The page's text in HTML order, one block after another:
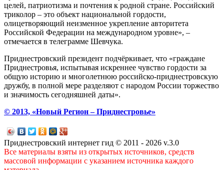
целей, патриотизма и почтения к родной стране. Российский
триколор – это объект национальной гордости,
олицетворяющий неизменное укрепление авторитета
Российской Федерации на международном уровне», –
отмечается в телеграмме Шевчука.
Приднестровский президент подчёркивает, что «граждане
Приднестровья, испытывая искреннее чувство гордости за
общую историю и многолетнюю российско-приднестровскую
дружбу, в полной мере разделяют с народом России торжество
и значимость сегодняшней даты».
© 2013, «Новый Регион – Приднестровье»
Приднестровский интернет гид © 2011 - 2026 v.3.0
Все материалы взяты из открытых источников, средств
массовой информации с указанием источника каждого